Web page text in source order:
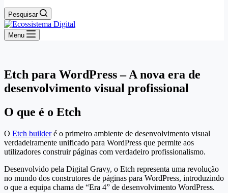
Pesquisar
Menu
Etch para WordPress – A nova era de
desenvolvimento visual profissional
O que é o Etch
O Etch builderé o primeiro ambiente de desenvolvimento visual
verdadeiramente unificado para WordPress que permite aos
utilizadores construir páginas com verdadeiro profissionalismo.
Desenvolvido pela Digital Gravy, o Etch representa uma revolução
no mundo dos construtores de páginas para WordPress, introduzindo
o que a equipa chama de “Era 4” de desenvolvimento WordPress.